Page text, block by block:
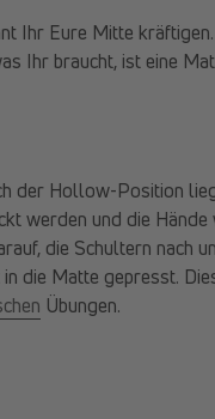
Ihr Eure Mitte
Ihr braucht, ist eine
der Hollow-Position
werden und die
die Schultern nach
die Matte gepresst.
Übungen.